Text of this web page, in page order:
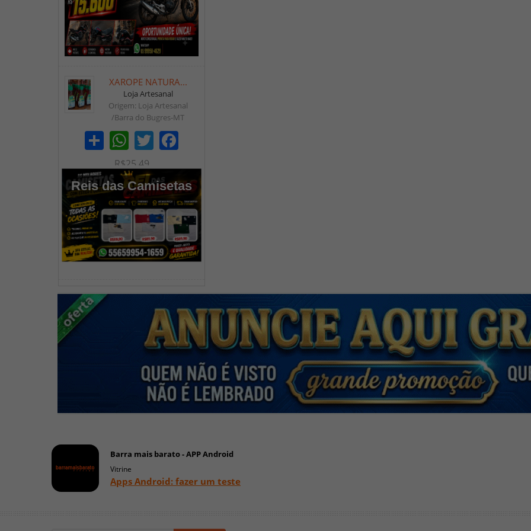
XAROPE NATURA...
Loja Artesanal
Origem: Loja Artesanal
/Barra do Bugres-MT
Share WhatsAppTwitter Facebook
R$25,49
Reis das Camisetas
Barra mais barato - APP Android
Vitrine
Apps Android: fazer um teste